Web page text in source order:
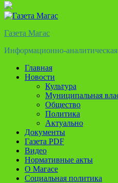
Газета Магас
Информационно-
Главная
Новости
Культура
Муниципальная
Общество
Политика
Актуально
Документы
Газета PDF
Видео
Нормативные акты
О Магасе
Социальная политика